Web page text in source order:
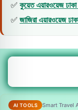
✅ কুয়েত এয়ারওয়েজ
✅ জাজিরা এয়ারওয়েজ
AI TOOLS Smart Travel